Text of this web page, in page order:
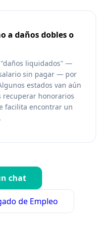
a daños dobles o
"daños liquidados" —
sin pagar — por
estados van aún
recuperar honorarios
facilita encontrar un
chat
de Empleo